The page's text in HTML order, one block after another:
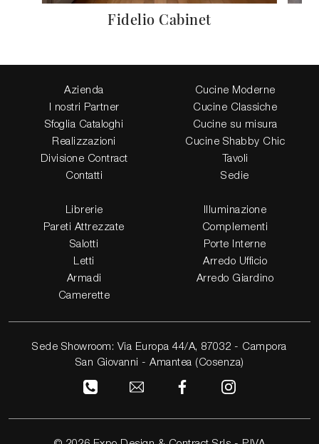
Fidelio Cabinet
Azienda
I nostri Partner
Sfoglia Cataloghi
Realizzazioni
Divisione Contract
Contatti
Cucine Moderne
Cucine Classiche
Cucine su misura
Cucine Shabby Chic
Tavoli
Sedie
Librerie
Pareti Attrezzate
Salotti
Letti
Armadi
Camerette
Illuminazione
Complementi
Porte Interne
Arredo Ufficio
Arredo Giardino
Sede Showroom: Via Europa 44/A, 87032 - Campora
San Giovanni - Amantea (Cosenza)